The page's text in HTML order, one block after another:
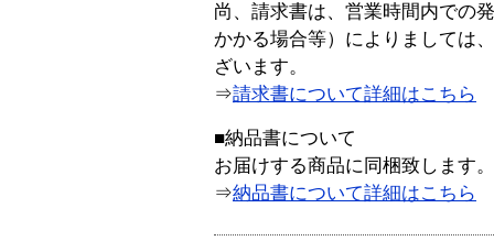
尚、請求書は、営業時間内での
かかる場合等）によりましては
ざいます。
⇒請求書について詳細はこちら
■納品書について
お届けする商品に同梱致します。
⇒納品書について詳細はこちら